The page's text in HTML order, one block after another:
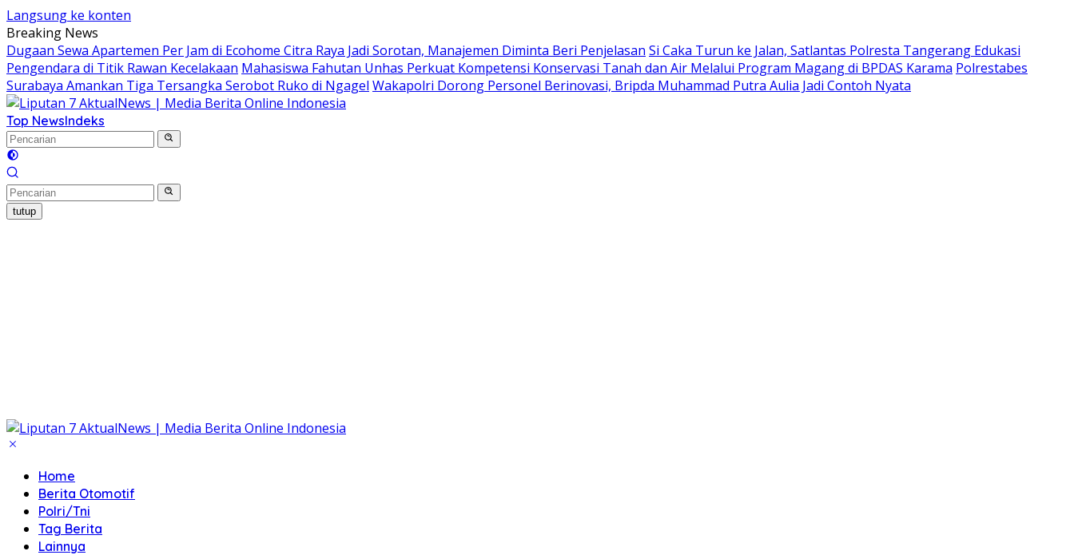
Langsung ke konten
Breaking News
Dugaan Sewa Apartemen Per Jam di Ecohome Citra Raya Jadi Sorotan, Manajemen Diminta Beri Penjelasan Si Caka Turun ke Jalan, Satlantas Polresta Tangerang Edukasi
Pengendara di Titik Rawan Kecelakaan Mahasiswa Fahutan Unhas Perkuat Kompetensi Konservasi Tanah dan Air Melalui Program Magang di BPDAS Karama Polrestabes
Surabaya Amankan Tiga Tersangka Serobot Ruko di Ngagel Wakapolri Dorong Personel Berinovasi, Bripda Muhammad Putra Aulia Jadi Contoh Nyata
Top NewsIndeks
tutup
Home
Berita Otomotif
Polri/Tni
Tag Berita
Lainnya